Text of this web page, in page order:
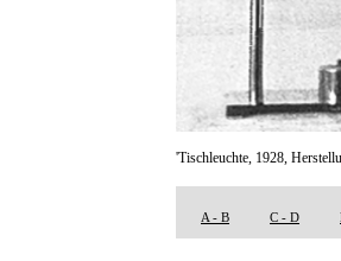
'Tischleuchte, 1928,
A - B C - D